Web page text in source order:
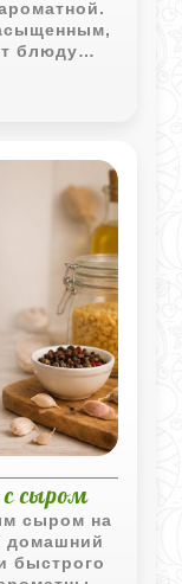
блюду
с сыром
сыром на
домашний
быстрого